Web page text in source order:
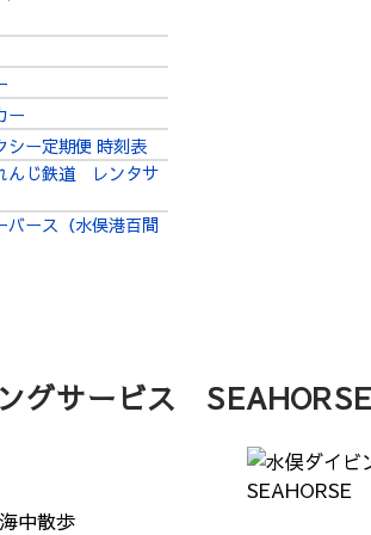
ー
シー定期便 時刻表
んじ鉄道 レンタサ
バース（水俣港百間
グサービス SEAHORSE
中散歩